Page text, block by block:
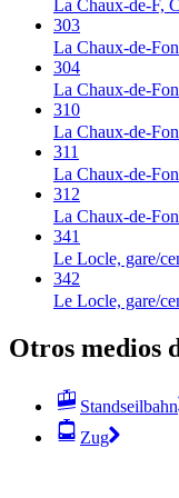
La Chaux-de-F,
303
La Chaux-de-
304
La Chaux-de-
310
La Chaux-de-
311
La Chaux-de-
312
La Chaux-de-
341
Le Locle, gare/
342
Le Locle, gare/
Otros medios
Standseilbahn
Zug